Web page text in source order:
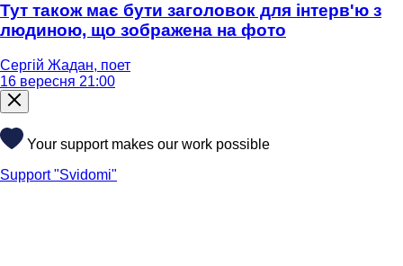
Тут також має бути заголовок для інтерв'ю з
людиною, що зображена на фото
Сергій Жадан, поет
16 вересня 21:00
Your support makes our work possible
Support "Svidomi"